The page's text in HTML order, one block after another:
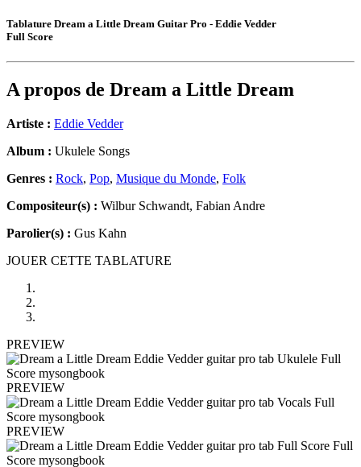
Tablature Dream a Little Dream Guitar Pro - Eddie Vedder
Full Score
A propos de Dream a Little Dream
Artiste : Eddie Vedder
Album : Ukulele Songs
Genres : Rock, Pop, Musique du Monde, Folk
Compositeur(s) : Wilbur Schwandt, Fabian Andre
Parolier(s) : Gus Kahn
JOUER CETTE TABLATURE
PREVIEW
PREVIEW
PREVIEW